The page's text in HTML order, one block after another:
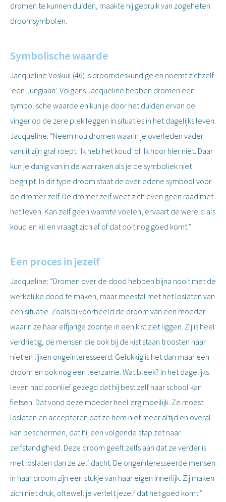
dromen te kunnen duiden, maakte hij gebruik van zogeheten
droomsymbolen.
Symbolische waarde
Jacqueline Voskuil (46) is droomdeskundige en noemt zichzelf
‘een Jungiaan’. Volgens Jacqueline hebben dromen een
symbolische waarde en kun je door het duiden ervan de
vinger op de zere plek leggen in situaties in het dagelijks leven.
Jacqueline: “Neem nou dromen waarin je overleden vader
vanuit zijn graf roept: 'Ik heb het koud' of 'Ik hoor hier niet'. Daar
kun je danig van in de war raken als je de symboliek niet
begrijpt. In dit type droom staat de overledene symbool voor
de dromer zelf. De dromer zelf weet zich even geen raad met
het leven. Kan zelf geen warmte voelen, ervaart de wereld als
koud en kil en vraagt zich af of dat ooit nog goed komt.”
Een proces in jezelf
Jacqueline: “Dromen over de dood hebben bijna nooit met de
werkelijke dood te maken, maar meestal met het loslaten van
een situatie. Zoals bijvoorbeeld de droom van een moeder
waarin ze haar elfjarige zoontje in een kist ziet liggen. Zij is heel
verdrietig, de mensen die ook bij de kist staan troosten haar
niet en lijken ongeïnteresseerd. Gelukkig is het dan maar een
droom en ook nog een leerzame. Wat bleek? In het dagelijks
leven had zoonlief gezegd dat hij best zelf naar school kan
fietsen. Dat vond deze moeder heel erg moeilijk. Ze moest
loslaten en accepteren dat ze hem niet meer altijd en overal
kan beschermen, dat hij een volgende stap zet naar
zelfstandigheid. Deze droom geeft zelfs aan dat ze verder is
met loslaten dan ze zelf dacht. De ongeïnteresseerde mensen
in haar droom zijn een stukje van haar eigen innerlijk. Zij maken
zich niet druk, oftewel: je vertelt jezelf dat het goed komt.”